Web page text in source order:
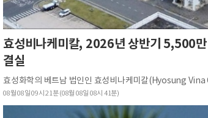
효성비나케미칼, 2026년 상반기 5,500
결실
08월 08일 09시 21분 (08월 08일 08시 41분)